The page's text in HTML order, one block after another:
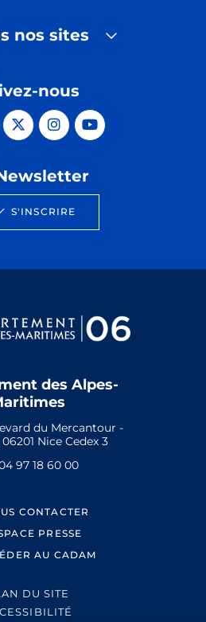
nos sites
nous
S'INSCRIRE
des Alpes-
du Mercantour -
Nice Cedex 3
97 18 60 00
CONTACTER
PRESSE
AU CADAM
DU SITE